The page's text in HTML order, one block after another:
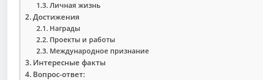
Личная жизнь
Достижения
Награды
Проекты и работы
Международное признание
Интересные факты
Вопрос-ответ: